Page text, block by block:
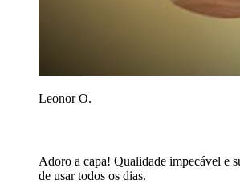
Leonor O.
Adoro a capa! Qualidade impecável e
de usar todos os dias.